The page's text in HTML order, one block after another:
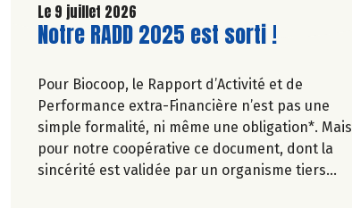
Le 9 juillet 2026
Lire la suite de l'article
Notre RADD 2025 est sorti !
Pour Biocoop, le Rapport d’Activité et de
Performance extra-Financière n’est pas une
simple formalité, ni même une obligation*. Mais
pour notre coopérative ce document, dont la
sincérité est validée par un organisme tiers